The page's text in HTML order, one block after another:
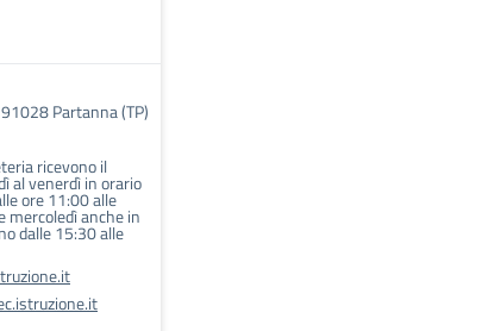
Partanna (TP)
ricevono il
al venerdì in orario
ore 11:00 alle
mercoledì anche in
dalle 15:30 alle